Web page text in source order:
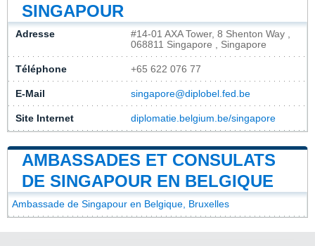
SINGAPOUR
Adresse
#14-01 AXA Tower, 8 Shenton Way ,
068811 Singapore , Singapore
Téléphone +65 622 076 77
E-Mail singapore@diplobel.fed.be
Site Internet diplomatie.belgium.be/singapore
AMBASSADES ET CONSULATS
DE SINGAPOUR EN BELGIQUE
Ambassade de Singapour en Belgique, Bruxelles